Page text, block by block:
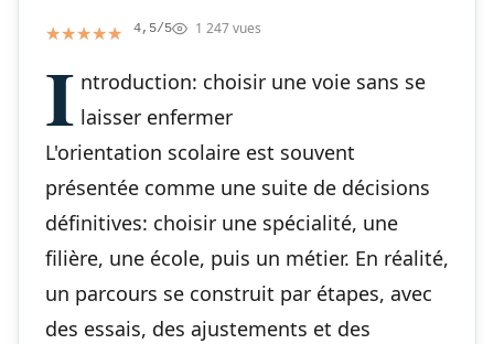
★★★★★
★★★★★ 4,5/5 1 247 vues
I ntroduction: choisir une voie sans se
laisser enfermer
L'orientation scolaire est souvent
présentée comme une suite de décisions
définitives: choisir une spécialité, une
filière, une école, puis un métier. En réalité,
un parcours se construit par étapes, avec
des essais, des ajustements et des